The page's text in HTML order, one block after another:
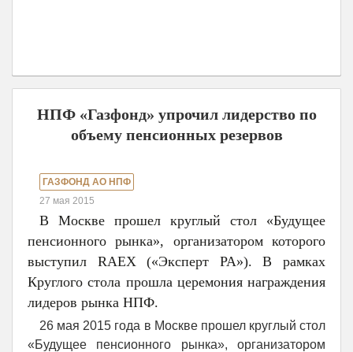
НПФ «Газфонд» упрочил лидерство по
объему пенсионных резервов
ГАЗФОНД АО НПФ
27 мая 2015
В Москве прошел круглый стол «Будущее
пенсионного рынка», организатором которого
выступил RAEX («Эксперт РА»). В рамках
Круглого стола прошла церемония награждения
лидеров рынка НПФ.
26 мая 2015 года в Москве прошел круглый стол
«Будущее пенсионного рынка», организатором